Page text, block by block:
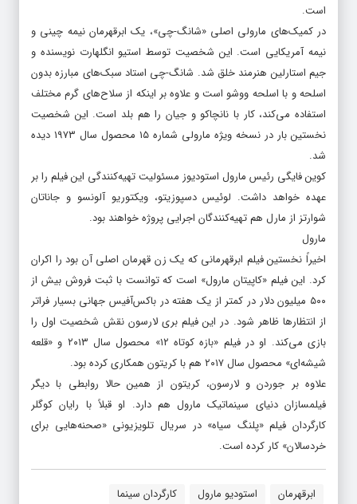
است.
در کمیک‌های مارولی اصلی «شانگ-چی»، یک ابرقهرمان نیمه چینی و
نیمه آمریکایی است. این شخصیت توسط استیو انگلهارت نویسنده و
جیم استارلین هنرمند خلق شد. شانگ-چی استاد سبک‌های مبارزه بدون
اسلحه و با اسلحه ووشو است و علاوه بر اینکه از سلاح‌های گرم مختلف
استفاده می‌کند، کار با نانچاکو و جیان را هم بلد است. این شخصیت
نخستین بار در نسخه ویژه مارولی شماره ۱۵ محصول سال ۱۹۷۳ دیده
شد.
کوین فایگی رئیس مارول استودیوز مسئولیت تهیه‌کنندگی این فیلم را بر
عهده خواهد داشت. لوئیس دسپوزیتو، ویکتوریو آلونسو و جاناتان
شوارتز از مارل هم تهیه‌کنندگان اجرایی پروژه خواهند بود.
مارول
اخیراً نخستین فیلم ابرقهرمانی که یک زن قهرمان اصلی آن بود را اکران
کرد. این فیلم «کاپیتان مارول» است که توانست با ثبت فروش بیش از
۵۰۰ میلیون دلار در کمتر از یک هفته در باکس‌آفیس جهانی بسیار فراتر
از انتظارها ظاهر شود. در این فیلم بری لارسون نقش شخصیت اول را
بازی می‌کند. او در فیلم «بازه کوتاه ۱۲» محصول سال ۲۰۱۳ و «قلعه
شیشه‌ای» محصول سال ۲۰۱۷ هم با کریتون همکاری کرده بود.
علاوه بر جوردن و لارسون، کریتون از همین حالا روابطی با دیگر
فیلمسازان دنیای سینماتیک مارول هم دارد. او قبلاً با رایان کوگلر
کارگردان فیلم «پلنگ سیاه» در سریال تلویزیونی «صحنه‌هایی برای
خردسالان» کار کرده است.
ابرقهرمان استودیو مارول کارگردان سینما